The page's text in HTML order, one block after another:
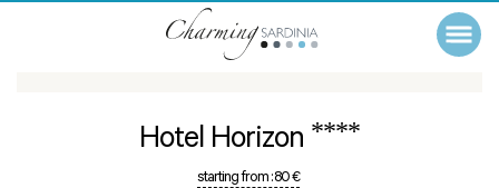
Hotel Horizon ****
starting from :80 €